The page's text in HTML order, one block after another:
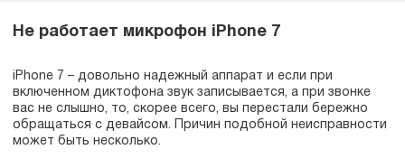
Не работает микрофон iPhone 7
iPhone 7 – довольно надежный аппарат и если при
включенном диктофона звук записывается, а при звонке
вас не слышно, то, скорее всего, вы перестали бережно
обращаться с девайсом. Причин подобной неисправности
может быть несколько.